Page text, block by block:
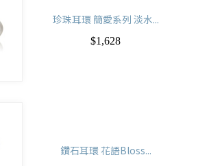
珍珠耳環 簡愛系列 淡水...
$1,628
鑽石耳環 花語Bloss...